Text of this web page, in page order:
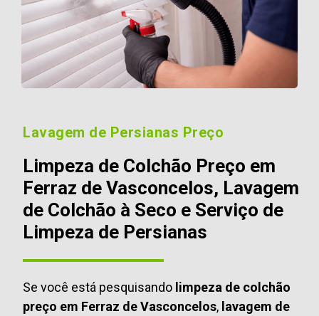
Lavagem de Persianas Preço
Limpeza de Colchão Preço em
Ferraz de Vasconcelos, Lavagem
de Colchão à Seco e Serviço de
Limpeza de Persianas
Se você está pesquisando limpeza de colchão
preço em Ferraz de Vasconcelos, lavagem de